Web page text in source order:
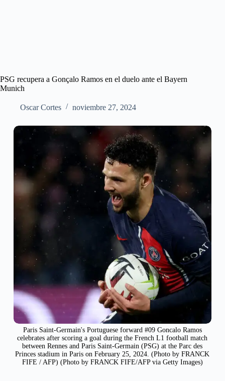
PSG recupera a Gonçalo Ramos en el duelo ante el Bayern
Munich
Oscar Cortes noviembre 27, 2024
Paris Saint-Germain's Portuguese forward #09 Goncalo Ramos
celebrates after scoring a goal during the French L1 football match
between Rennes and Paris Saint-Germain (PSG) at the Parc des
Princes stadium in Paris on February 25, 2024. (Photo by FRANCK
FIFE / AFP) (Photo by FRANCK FIFE/AFP via Getty Images)